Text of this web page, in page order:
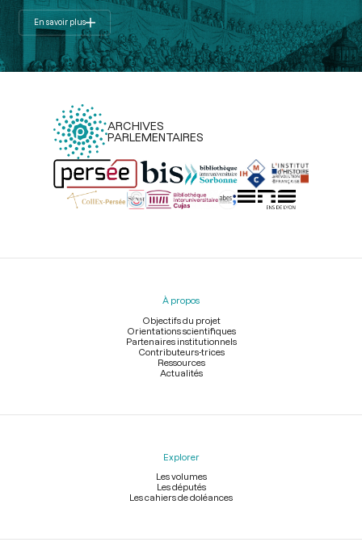
En savoir plus
ARCHIVES
PARLEMENTAIRES
Menu
À propos
Objectifs du projet
Orientations scientifiques
Partenaires institutionnels
Contributeurs-trices
Ressources
Actualités
Explorer
Les volumes
Les députés
Les cahiers de doléances